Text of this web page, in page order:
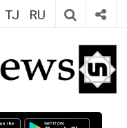
TJ RU